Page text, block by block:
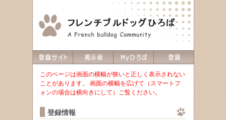
このページは画面の横幅が狭いと正しく表示されない
ことがあります。 画面の横幅を広げて（スマートフ
ォンの場合は横向きにして）ご覧ください。
登録情報